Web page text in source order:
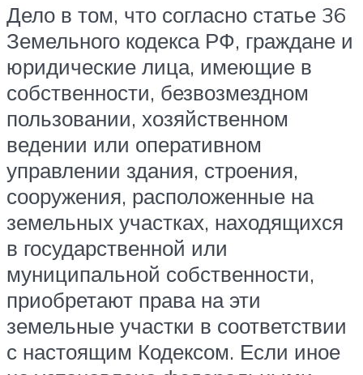
Дело в том, что согласно статье 36
Земельного кодекса РФ, граждане и
юридические лица, имеющие в
собственности, безвозмездном
пользовании, хозяйственном
ведении или оперативном
управлении здания, строения,
сооружения, расположенные на
земельных участках, находящихся
в государственной или
муниципальной собственности,
приобретают права на эти
земельные участки в соответствии
с настоящим Кодексом. Если иное